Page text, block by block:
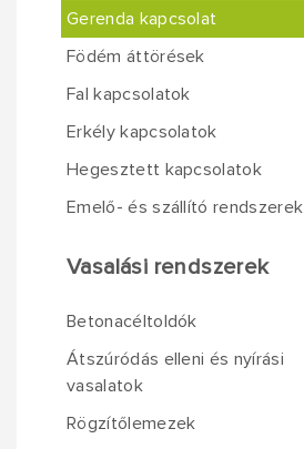
Gerenda kapcsolat
Födém áttörések
Fal kapcsolatok
Erkély kapcsolatok
Hegesztett kapcsolatok
Emelő- és szállító rendszerek
Vasalási rendszerek
Betonacéltoldók
Átszúródás elleni és nyírási
vasalatok
Rögzítőlemezek